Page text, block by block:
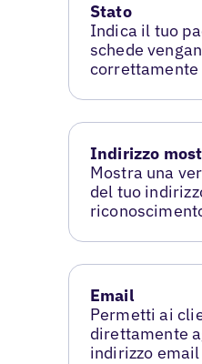
Stato
Indica il tuo
schede
Indirizzo
Mostra una
del tuo
Email
Permetti ai
direttamente
indirizzo